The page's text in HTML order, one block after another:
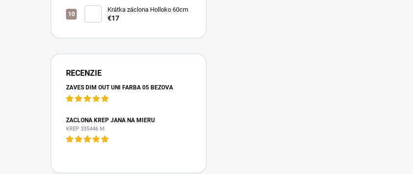
Krátka záclona Holloko 60cm
€17
RECENZIE
ZÁVES DIM OUT UNI FARBA 05 BÉŽOVÁ
ZÁCLONA KREP JANA NA MIERU
KREP 335446 M